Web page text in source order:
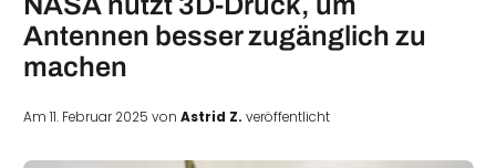
Antennen besser zugänglich zu
machen
Am 11. Februar 2025 von Astrid Z. veröffentlicht